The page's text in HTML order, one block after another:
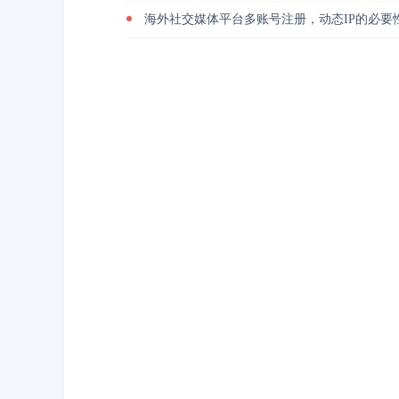
海外社交媒体平台多账号注册，动态IP的必要